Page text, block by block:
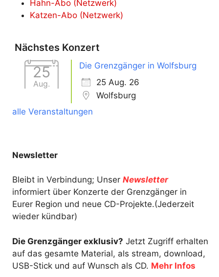
Hahn-Abo (Netzwerk)
Katzen-Abo (Netzwerk)
Nächstes Konzert
25
Aug.
Die Grenzgänger in Wolfsburg
25 Aug. 26
Wolfsburg
alle Veranstaltungen
Newsletter
Bleibt in Verbindung; Unser Newsletter
informiert über Konzerte der Grenzgänger in
Eurer Region und neue CD-Projekte.(Jederzeit
wieder kündbar)
Die Grenzgänger exklusiv? Jetzt Zugriff erhalten
auf das gesamte Material, als stream, download,
USB-Stick und auf Wunsch als CD. Mehr Infos